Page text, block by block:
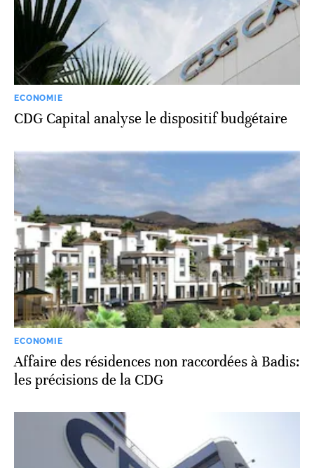
ECONOMIE
CDG Capital analyse le dispositif budgétaire
ECONOMIE
Affaire des résidences non raccordées à Badis:
les précisions de la CDG